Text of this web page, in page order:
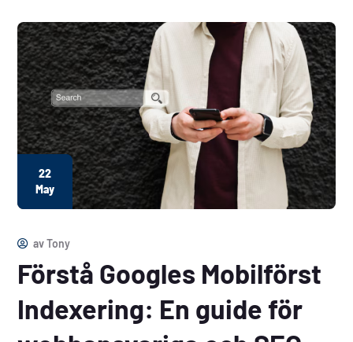
22
May
avTony
Förstå Googles Mobilförst
Indexering: En guide för